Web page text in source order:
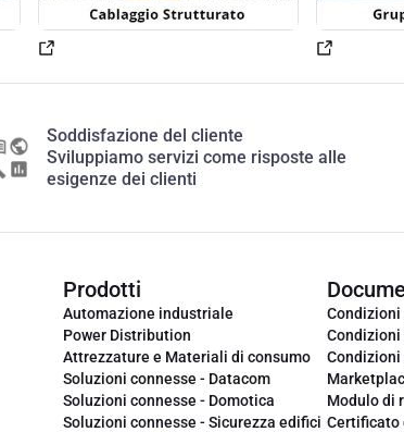
Soddisfazione del cliente
Sviluppiamo servizi come risposte alle
esigenze dei clienti
Prodotti
Automazione industriale
Power Distribution
Attrezzature e Materiali di consumo
Soluzioni connesse - Datacom
Soluzioni connesse - Domotica
Soluzioni connesse - Sicurezza edifici
Condizioni
Modulo di
Certificato